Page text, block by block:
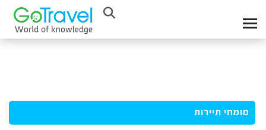
מומחי תיירות